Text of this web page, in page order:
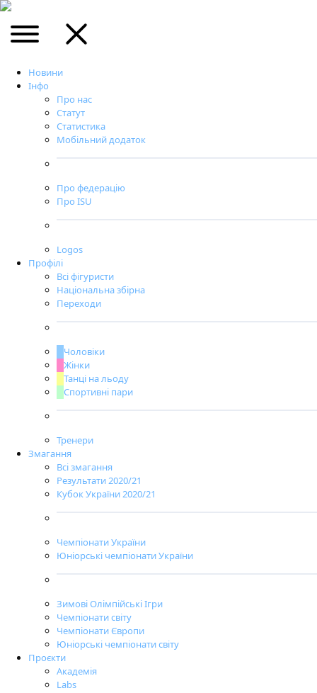
Новини
Інфо
Про нас
Статут
Статистика
Мобільний додаток
Про федерацію
Про ISU
Logos
Профілі
Всі фігуристи
Національна збірна
Переходи
Чоловіки
Жінки
Танці на льоду
Спортивні пари
Тренери
Змагання
Всі змагання
Результати 2020/21
Кубок України 2020/21
Чемпіонати України
Юніорські чемпіонати України
Зимові Олімпійські Ігри
Чемпіонати світу
Чемпіонати Європи
Юніорські чемпіонати світу
Проєкти
Академія
Labs